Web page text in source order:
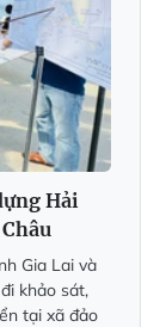
Hải
Gia Lai và
khảo sát,
tại xã đảo